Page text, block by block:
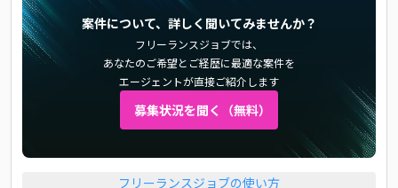
案件について、詳しく聞いてみませんか？
フリーランスジョブでは、
あなたのご希望とご経歴に最適な案件を
エージェントが直接ご紹介します
募集状況を聞く（無料）
フリーランスジョブの使い方